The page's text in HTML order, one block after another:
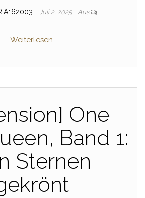
Juli 2, 2025 Aus
Weiterlesen
One
Band 1:
Sternen